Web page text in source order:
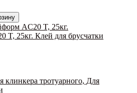
25кг. Клей для брусчатки
клинкера тротуарного, Для